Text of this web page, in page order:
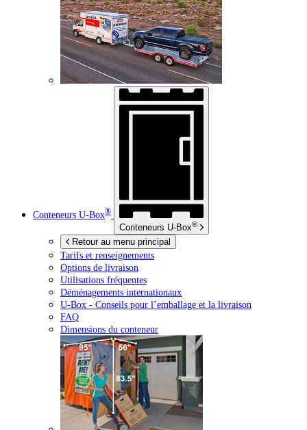
Conteneurs U-Box®
Conteneurs U-Box®
Retour au menu principal
Tarifs et renseignements
Options de livraison
Utilisations fréquentes
Déménagements internationaux
U-Box - Conseils pour l’emballage et la livraison
FAQ
Dimensions du conteneur